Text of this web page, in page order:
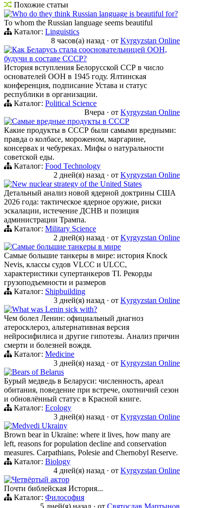
Похожие статьи
Who do they think Russian language is beautiful for?
To whom the Russian language seems beautiful
Каталог: Linguistics
8 часов(а) назад · от Kyrgyzstan Online
Как Беларусь стала соосновательницей ООН,
будучи в составе СССР?
История вступления Белорусской ССР в число
основателей ООН в 1945 году. Ялтинская
конференция, подписание Устава и статус
республики в организации.
Каталог: Political Science
Вчера · от Kyrgyzstan Online
Самые вредные продукты в СССР
Какие продукты в СССР были самыми вредными:
правда о колбасе, мороженом, маргарине,
консервах и чебуреках. Мифы о натуральности
советской еды.
Каталог: Food Technology
2 дней(я) назад · от Kyrgyzstan Online
New nuclear strategy of the United States
Детальный анализ новой ядерной доктрины США
2026 года: тактическое ядерное оружие, риски
эскалации, истечение ДСНВ и позиция
администрации Трампа.
Каталог: Military Science
2 дней(я) назад · от Kyrgyzstan Online
Самые большие танкеры в мире
Самые большие танкеры в мире: история Knock
Nevis, классы судов VLCC и ULCC,
характеристики супертанкеров TI. Рекорды
грузоподъемности и размеров
Каталог: Shipbuilding
3 дней(я) назад · от Kyrgyzstan Online
What was Lenin sick with?
Чем болел Ленин: официальный диагноз
атеросклероз, альтернативная версия
нейросифилиса и другие гипотезы. Анализ причин
смерти и болезней вождя.
Каталог: Medicine
3 дней(я) назад · от Kyrgyzstan Online
Bears of Belarus
Бурый медведь в Беларуси: численность, ареал
обитания, поведение при встрече, охотничий сезон
и обновлённый статус в Красной книге.
Каталог: Ecology
3 дней(я) назад · от Kyrgyzstan Online
Medvedi Ukrainy
Brown bear in Ukraine: where it lives, how many are
left, reasons for population decline and conservation
measures. Carpathians, Polesie and Chernobyl Reserve.
Каталог: Biology
4 дней(я) назад · от Kyrgyzstan Online
Четвёртый актор
Почти библейская История...
Каталог: Философия